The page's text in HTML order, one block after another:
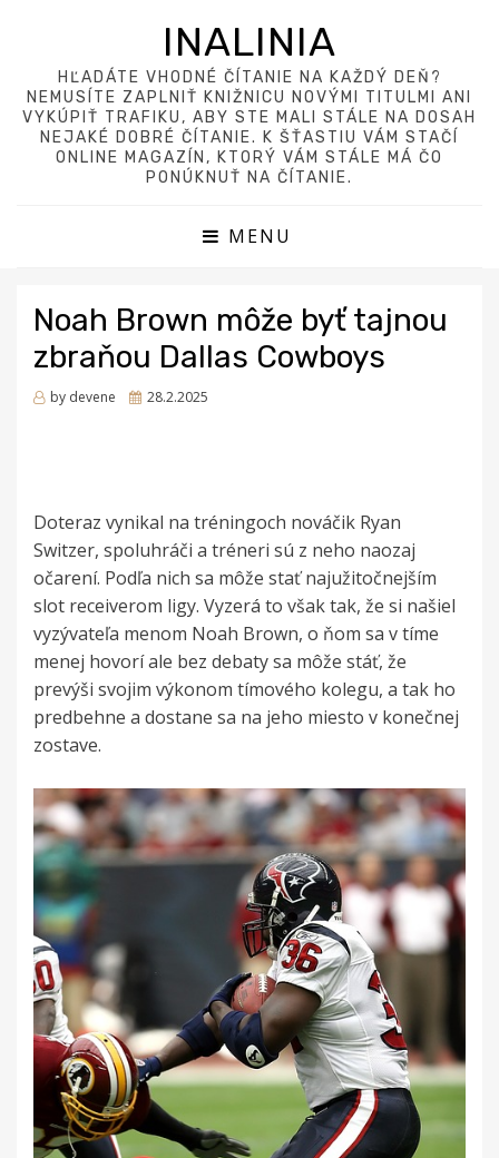
INALINIA
HĽADÁTE VHODNÉ ČÍTANIE NA KAŽDÝ DEŇ?
NEMUSÍTE ZAPLNIŤ KNIŽNICU NOVÝMI TITULMI ANI
VYKÚPIŤ TRAFIKU, ABY STE MALI STÁLE NA DOSAH
NEJAKÉ DOBRÉ ČÍTANIE. K ŠŤASTIU VÁM STAČÍ
ONLINE MAGAZÍN, KTORÝ VÁM STÁLE MÁ ČO
PONÚKNUŤ NA ČÍTANIE.
MENU
Noah Brown môže byť tajnou
zbraňou Dallas Cowboys
by devene
Posted
28.2.2025
Doteraz vynikal na tréningoch nováčik Ryan
Switzer, spoluhráči a tréneri sú z neho naozaj
očarení. Podľa nich sa môže stať najužitočnejším
slot receiverom ligy. Vyzerá to však tak, že si našiel
vyzývateľa menom Noah Brown, o ňom sa v tíme
menej hovorí ale bez debaty sa môže stáť, že
prevýši svojim výkonom tímového kolegu, a tak ho
predbehne a dostane sa na jeho miesto v konečnej
zostave.